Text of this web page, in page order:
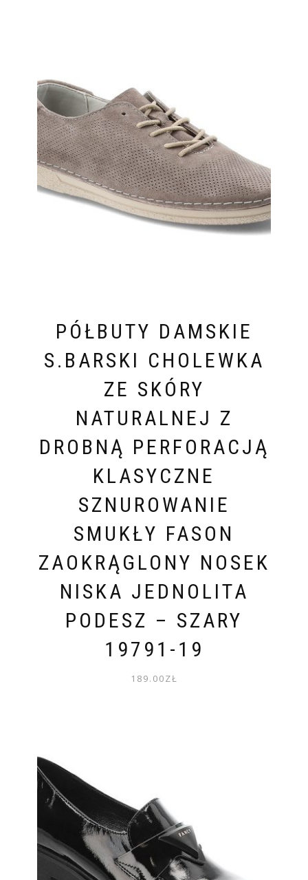
PÓŁBUTY DAMSKIE
S.BARSKI CHOLEWKA
ZE SKÓRY
NATURALNEJ Z
DROBNĄ PERFORACJĄ
KLASYCZNE
SZNUROWANIE
SMUKŁY FASON
ZAOKRĄGLONY NOSEK
NISKA JEDNOLITA
PODESZ – SZARY
19791-19
189.00ZŁ